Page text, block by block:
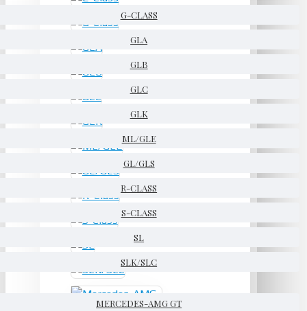
G-CLASS
GLA
GLB
GLC
GLK
ML/GLE
GL/GLS
R-CLASS
S-CLASS
SL
SLK/SLC
MERCEDES-AMG GT